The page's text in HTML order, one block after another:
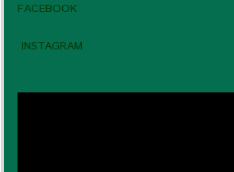
FACEBOOK
INSTAGRAM